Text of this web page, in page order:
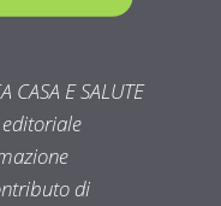
CASA E SALUTE
di